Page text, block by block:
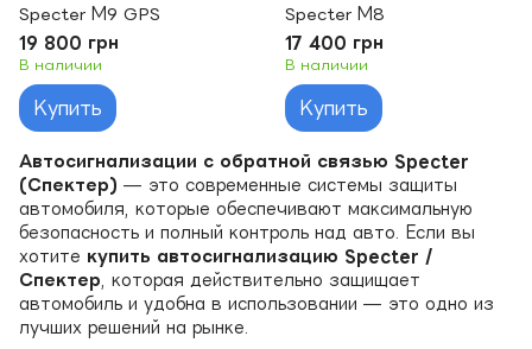
Specter М9 GPS
19 800 грн
В наличии
Купить
Specter М8
17 400 грн
В наличии
Купить
Автосигнализации с обратной связью Specter
(Спектер) — это современные системы защиты
автомобиля, которые обеспечивают максимальную
безопасность и полный контроль над авто. Если вы
хотите купить автосигнализацию Specter /
Спектер , которая действительно защищает
автомобиль и удобна в использовании — это одно из
лучших решений на рынке.